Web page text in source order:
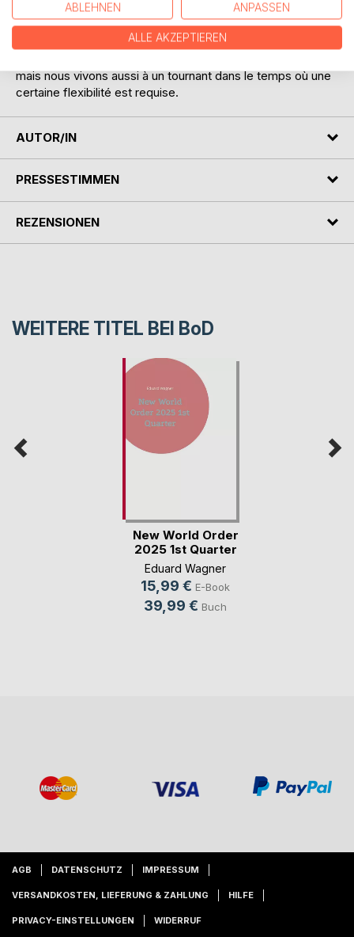
Les opinions qui y sont décrites sont les miennes et je ne
les vois pas comme des influences ou que vous êtes
d'accord. Je le verrais beaucoup plus comme un stimulant
mais nous vivons aussi à un tournant dans le temps où une
certaine flexibilité est requise.
AUTOR/IN
PRESSESTIMMEN
REZENSIONEN
WEITERE TITEL BEI BoD
New World Order
2025 1st Quarter
Eduard Wagner
15,99 € E-Book
39,99 € Buch
AGB DATENSCHUTZ IMPRESSUM
VERSANDKOSTEN, LIEFERUNG & ZAHLUNG HILFE
PRIVACY-EINSTELLUNGEN WIDERRUF
ABLEHNEN ANPASSEN
ALLE AKZEPTIEREN